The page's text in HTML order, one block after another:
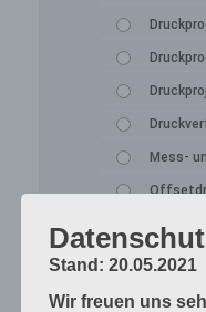
Mess-
Stand: 20.05.2021
Wir freuen uns